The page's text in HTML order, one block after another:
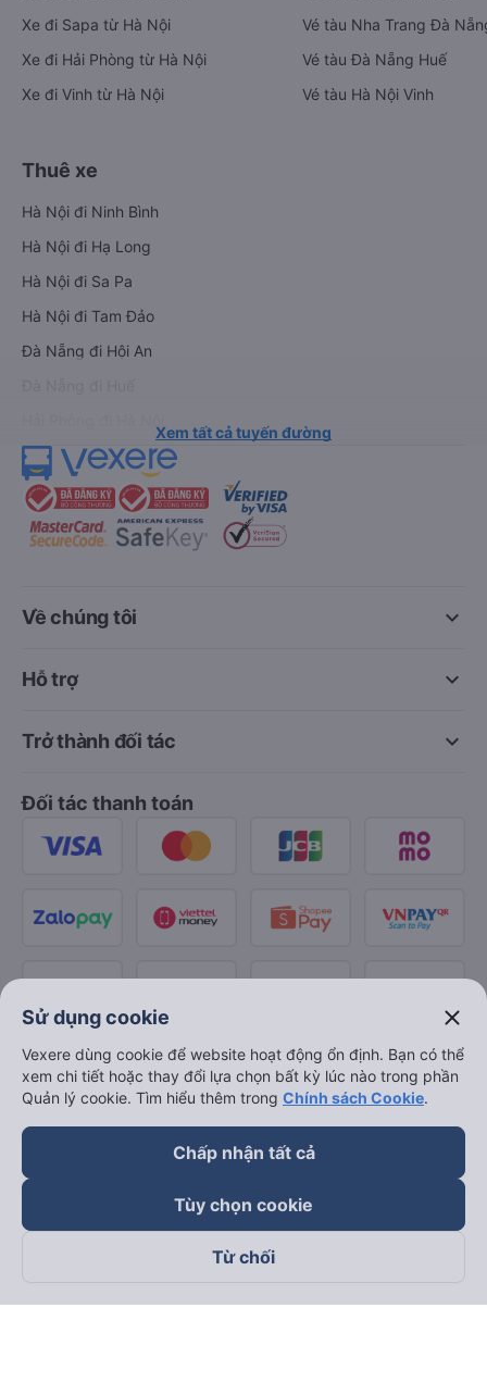
Xe đi Sapa từ Hà Nội
Xe đi Hải Phòng từ Hà Nội
Xe đi Vinh từ Hà Nội
Vé tàu Nha Trang Đà
Vé tàu Đà Nẵng Huế
Vé tàu Hà Nội Vinh
Thuê xe
Hà Nội đi Ninh Bình
Hà Nội đi Hạ Long
Hà Nội đi Sa Pa
Hà Nội đi Tam Đảo
Đà Nẵng đi Hội An
Xem tất cả tuyến đường
keyboard_arrow_down
Về chúng tôi
keyboard_arrow_down
Hỗ trợ
keyboard_arrow_down
Trở thành đối tác
Đối tác thanh toán
Theo dõi chúng tôi trên
Sử dụng cookie close
Vexere dùng cookie để website hoạt động ổn định. Bạn có thể
xem chi tiết hoặc thay đổi lựa chọn bất kỳ lúc nào trong phần
Quản lý cookie. Tìm hiểu thêm trong Chính sách Cookie.
Chấp nhận tất cả
Tùy chọn cookie
Từ chối